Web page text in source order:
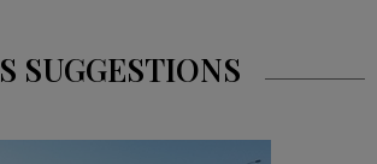
SUGGESTIONS